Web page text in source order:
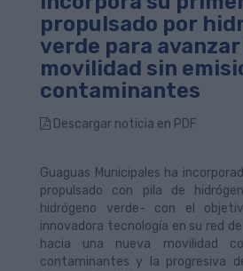
propulsado por
verde para
movilidad sin
contaminantes
Descargar noticia en PDF
Guaguas Municipales ha
propulsado con pila de
hidrógeno verde- con el
innovadora tecnología en su red
hacia una nueva movilidad
contaminantes y la progresiva